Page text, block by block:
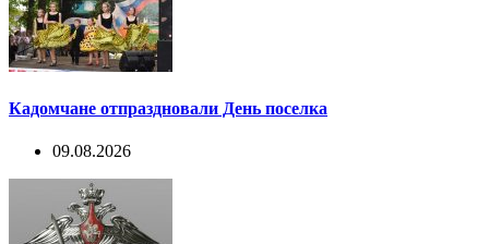
Кадомчане отпраздновали День поселка
09.08.2026